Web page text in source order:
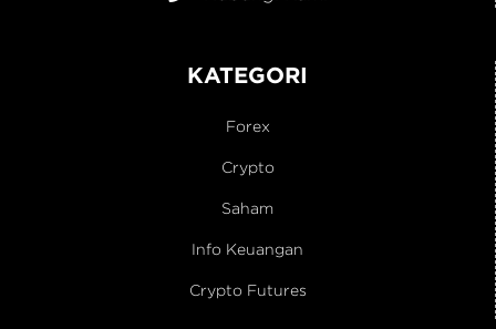
KATEGORI
Forex
Crypto
Saham
Info Keuangan
Crypto Futures